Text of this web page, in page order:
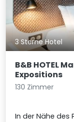
3 Sterne Hotel
B&B HOTEL
Expositions
130 Zimmer
In der Nähe des